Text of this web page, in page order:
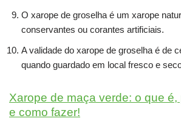
O xarope de groselha é um xarope
conservantes ou corantes artificiais.
A validade do xarope de groselha é de
quando guardado em local fresco e
Xarope de maça verde: o que
e como fazer!